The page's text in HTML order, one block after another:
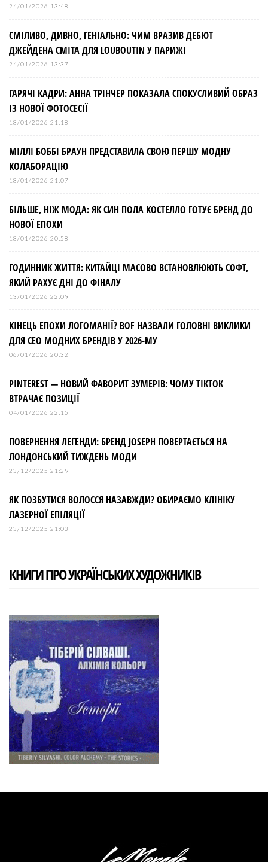
24/01/2026 13:48
СМІЛИВО, ДИВНО, ГЕНІАЛЬНО: ЧИМ ВРАЗИВ ДЕБЮТ
ДЖЕЙДЕНА СМІТА ДЛЯ LOUBOUTIN У ПАРИЖІ
24/01/2026 13:37
ГАРЯЧІ КАДРИ: АННА ТРІНЧЕР ПОКАЗАЛА СПОКУСЛИВИЙ ОБРАЗ
ІЗ НОВОЇ ФОТОСЕСІЇ
18/01/2026 21:18
МІЛЛІ БОББІ БРАУН ПРЕДСТАВИЛА СВОЮ ПЕРШУ МОДНУ
КОЛАБОРАЦІЮ
18/01/2026 21:07
БІЛЬШЕ, НІЖ МОДА: ЯК СИН ПОЛА КОСТЕЛЛО ГОТУЄ БРЕНД ДО
НОВОЇ ЕПОХИ
18/01/2026 20:58
ГОДИННИК ЖИТТЯ: КИТАЙЦІ МАСОВО ВСТАНОВЛЮЮТЬ СОФТ,
ЯКИЙ РАХУЄ ДНІ ДО ФІНАЛУ
13/01/2026 22:09
КІНЕЦЬ ЕПОХИ ЛОГОМАНІЇ? BOF НАЗВАЛИ ГОЛОВНІ ВИКЛИКИ
ДЛЯ СЕО МОДНИХ БРЕНДІВ У 2026-МУ
06/01/2026 20:32
PINTEREST — НОВИЙ ФАВОРИТ ЗУМЕРІВ: ЧОМУ TIKTOK
ВТРАЧАЄ ПОЗИЦІЇ
04/01/2026 22:15
ПОВЕРНЕННЯ ЛЕГЕНДИ: БРЕНД JOSEPH ПОВЕРТАЄТЬСЯ НА
ЛОНДОНСЬКИЙ ТИЖДЕНЬ МОДИ
23/12/2025 21:29
ЯК ПОЗБУТИСЯ ВОЛОССЯ НАЗАВЖДИ? ОБИРАЄМО КЛІНІКУ
ЛАЗЕРНОЇ ЕПІЛЯЦІЇ
23/12/2025 21:03
КНИГИ ПРО УКРАЇНСЬКИХ ХУДОЖНИКІВ